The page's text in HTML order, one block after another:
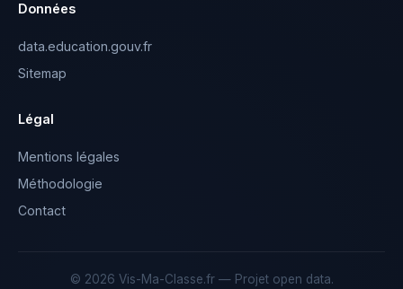
Données
data.education.gouv.fr
Sitemap
Légal
Mentions légales
Méthodologie
Contact
© 2026 Vis-Ma-Classe.fr — Projet open data.